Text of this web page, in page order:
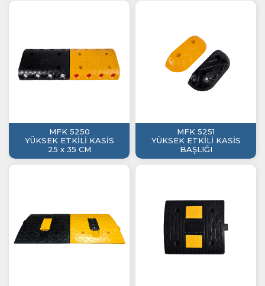
MFK 5250
YÜKSEK ETKİLİ KASİS
25 x 35 CM
MFK 5251
YÜKSEK ETKİLİ KASİS
BAŞLIĞI